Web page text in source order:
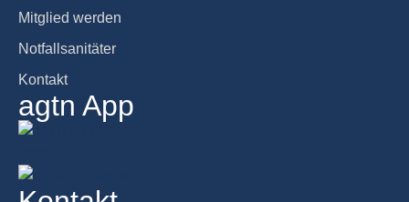
Mitglied werden
Notfallsanitäter
Kontakt
agtn App